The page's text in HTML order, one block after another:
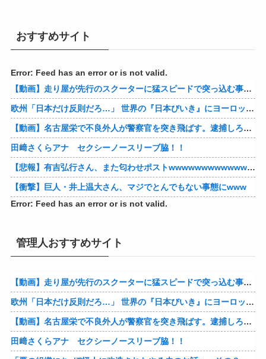
おすすめサイト
Error: Feed has an error or is not valid.
【動画】走り屋が先行のスクーターに猛スピードで突っ込む事故。
欧州「日本だけ反則だろ…」 世界の『日本びいき』にヨーロッパ全土から不満の声
【動画】名古屋栄で不良外人が警察官を突き飛ばす。逮捕しろやｗｗｗ
田﨑さくらアナ セクシーノースリーブ脇！！
【悲報】有吉弘行さん、また匂わせポストwwwwwwwwwwwwwwww
【衝撃】巨人・井上温大さん、マジでとんでもない事態にwww
Error: Feed has an error or is not valid.
管理人おすすめサイト
【動画】走り屋が先行のスクーターに猛スピードで突っ込む事故。
欧州「日本だけ反則だろ…」 世界の『日本びいき』にヨーロッパ全土から不満の声
【動画】名古屋栄で不良外人が警察官を突き飛ばす。逮捕しろやｗｗｗ
田﨑さくらアナ セクシーノースリーブ脇！！